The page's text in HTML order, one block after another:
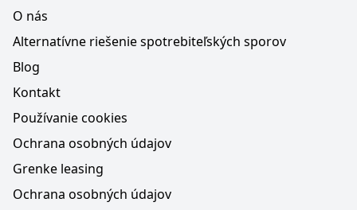
O nás
Alternatívne riešenie spotrebiteľských sporov
Blog
Kontakt
Používanie cookies
Ochrana osobných údajov
Grenke leasing
Ochrana osobných údajov